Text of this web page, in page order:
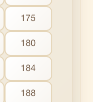
175
180
184
188